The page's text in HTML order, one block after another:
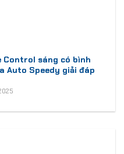
Control sáng có bình
Auto Speedy giải đáp